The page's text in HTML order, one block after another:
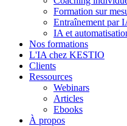
Formation sur
Entraînement par
IA et
Nos formations
L'IA chez KESTIO
Clients
Ressources
Webinars
Articles
Ebooks
À propos